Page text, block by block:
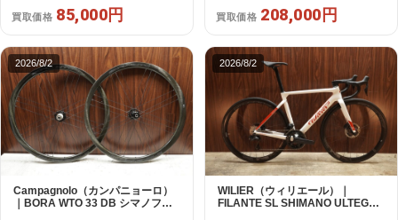
買取価格 85,000円
年｜美品｜買取金額 208,000円
買取価格 208,000円
2026/8/2
Campagnolo（カンパニョーロ）
｜BORA WTO 33 DB シマノフリ
2026/8/2
WILIER（ウィリエール）｜
FILANTE SL SHIMANO ULTEGRA